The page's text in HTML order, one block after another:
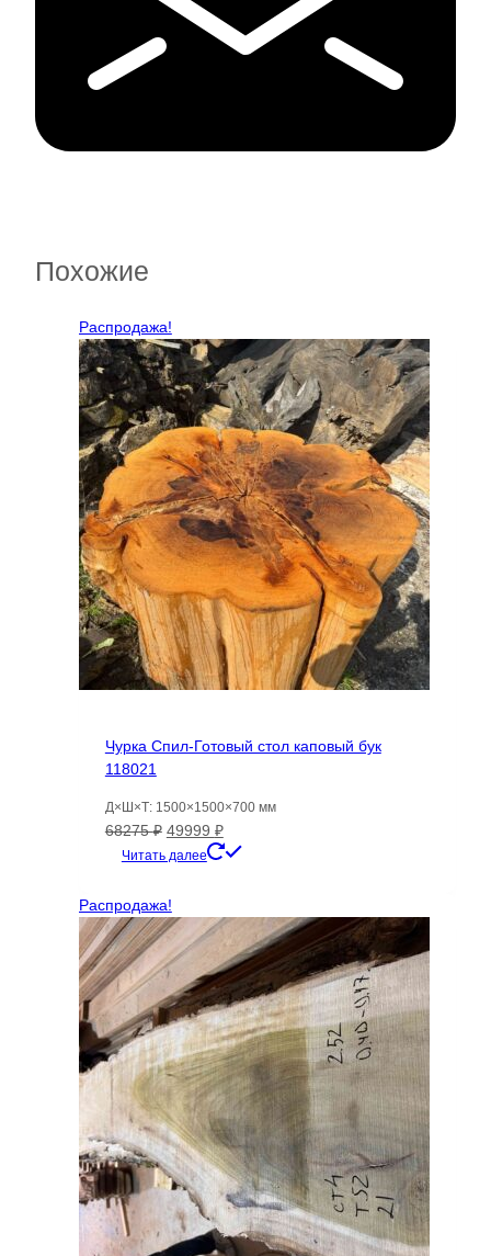
Похожие
Распродажа!
Чурка Спил-Готовый стол каповый бук
118021
Д×Ш×Т: 1500×1500×700 мм
68275₽ Первоначальная
цена
68275 ₽.
49999 ₽Текущая
цена:
Читать далее
Распродажа!